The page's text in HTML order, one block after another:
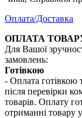
Оплата/Доставка
ОПЛАТА
Для Вашої
замовлень:
Готівкою
- Оплата готівкою
після перевірки
товарів. Оплату
отриманні товару